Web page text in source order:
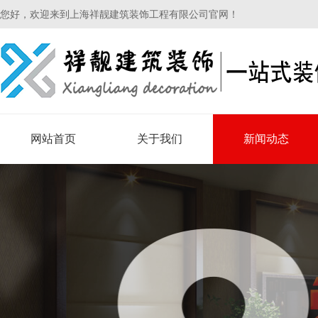
您好，欢迎来到上海祥靓建筑装饰工程有限公司官网！
网站首页 关于我们 新闻动态